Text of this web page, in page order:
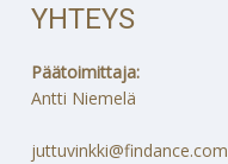
YHTEYS
Päätoimittaja:
Antti Niemelä
juttuvinkki@findance.com